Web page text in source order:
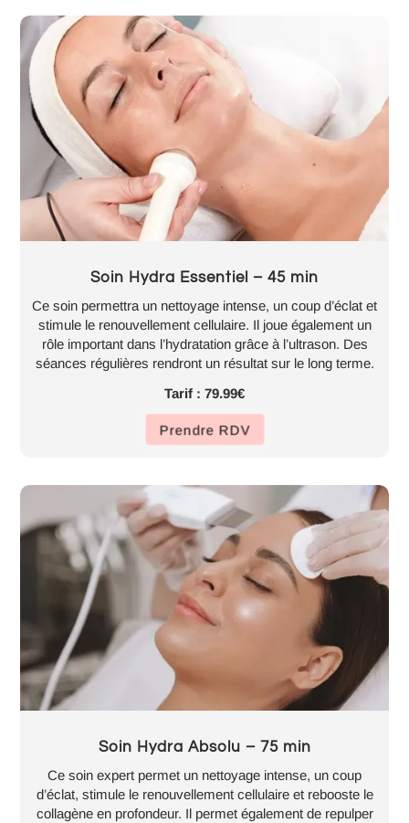
Soin Hydra Essentiel – 45 min
Ce soin permettra un nettoyage intense, un coup d’éclat et
stimule le renouvellement cellulaire. Il joue également un
rôle important dans l’hydratation grâce à l’ultrason. Des
séances régulières rendront un résultat sur le long terme.
Tarif : 79.99€
Prendre RDV
Soin Hydra Absolu – 75 min
Ce soin expert permet un nettoyage intense, un coup
d’éclat, stimule le renouvellement cellulaire et rebooste le
collagène en profondeur. Il permet également de repulper